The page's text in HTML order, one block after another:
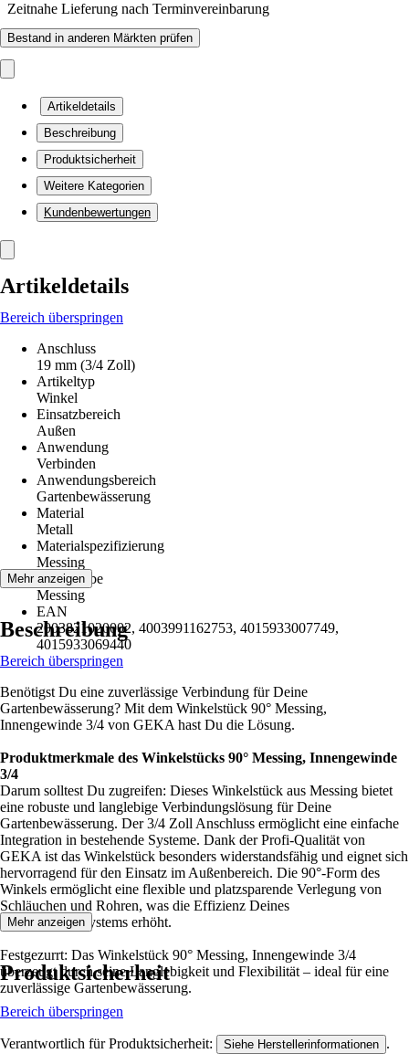
Zeitnahe Lieferung nach Terminvereinbarung
Bestand in anderen Märkten prüfen
Artikeldetails
Beschreibung
Produktsicherheit
Weitere Kategorien
Kundenbewertungen
Artikeldetails
Bereich überspringen
Anschluss
19 mm (3/4 Zoll)
Artikeltyp
Winkel
Einsatzbereich
Außen
Anwendung
Verbinden
Anwendungsbereich
Gartenbewässerung
Material
Metall
Materialspezifizierung
Messing
Grundfarbe
Messing
EAN
2003821020002, 4003991162753, 4015933007749,
4015933069440
Mehr anzeigen
Beschreibung
Bereich überspringen
Benötigst Du eine zuverlässige Verbindung für Deine
Gartenbewässerung? Mit dem Winkelstück 90° Messing,
Innengewinde 3/4 von GEKA hast Du die Lösung.
Produktmerkmale des Winkelstücks 90° Messing, Innengewinde
3/4
Darum solltest Du zugreifen: Dieses Winkelstück aus Messing bietet
eine robuste und langlebige Verbindungslösung für Deine
Gartenbewässerung. Der 3/4 Zoll Anschluss ermöglicht eine einfache
Integration in bestehende Systeme. Dank der Profi-Qualität von
GEKA ist das Winkelstück besonders widerstandsfähig und eignet sich
hervorragend für den Einsatz im Außenbereich. Die 90°-Form des
Winkels ermöglicht eine flexible und platzsparende Verlegung von
Schläuchen und Rohren, was die Effizienz Deines
Bewässerungssystems erhöht.
Festgezurrt: Das Winkelstück 90° Messing, Innengewinde 3/4
überzeugt durch seine Langlebigkeit und Flexibilität – ideal für eine
zuverlässige Gartenbewässerung.
Mehr anzeigen
Produktsicherheit
Bereich überspringen
Verantwortlich für Produktsicherheit: Siehe Herstellerinformationen .